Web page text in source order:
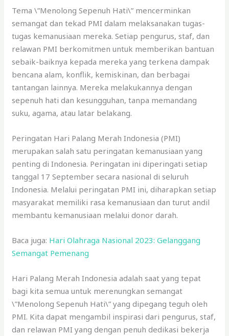
Tema \”Menolong Sepenuh Hati\” mencerminkan
semangat dan tekad PMI dalam melaksanakan tugas-
tugas kemanusiaan mereka. Setiap pengurus, staf, dan
relawan PMI berkomitmen untuk memberikan bantuan
sebaik-baiknya kepada mereka yang terkena dampak
bencana alam, konflik, kemiskinan, dan berbagai
tantangan lainnya. Mereka melakukannya dengan
sepenuh hati dan kesungguhan, tanpa memandang
suku, agama, atau latar belakang.
Peringatan Hari Palang Merah Indonesia (PMI)
merupakan salah satu peringatan kemanusiaan yang
penting di Indonesia. Peringatan ini diperingati setiap
tanggal 17 September secara nasional di seluruh
Indonesia. Melalui peringatan PMI ini, diharapkan setiap
masyarakat memiliki rasa kemanusiaan dan turut andil
membantu kemanusiaan melalui donor darah.
Baca juga: Hari Olahraga Nasional 2023: Gelanggang
Semangat Pemenang
Hari Palang Merah Indonesia adalah saat yang tepat
bagi kita semua untuk merenungkan semangat
\”Menolong Sepenuh Hati\” yang dipegang teguh oleh
PMI. Kita dapat mengambil inspirasi dari pengurus, staf,
dan relawan PMI yang dengan penuh dedikasi bekerja